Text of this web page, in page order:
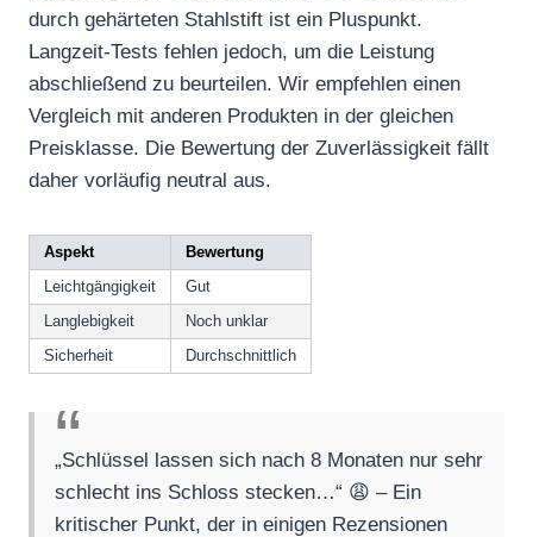
durch gehärteten Stahlstift ist ein Pluspunkt.
Langzeit-Tests fehlen jedoch, um die Leistung
abschließend zu beurteilen. Wir empfehlen einen
Vergleich mit anderen Produkten in der gleichen
Preisklasse. Die Bewertung der Zuverlässigkeit fällt
daher vorläufig neutral aus.
Aspekt
Bewertung
Leichtgängigkeit
Gut
Langlebigkeit
Noch unklar
Sicherheit
Durchschnittlich
„Schlüssel lassen sich nach 8 Monaten nur sehr
schlecht ins Schloss stecken…“ 😩 – Ein
kritischer Punkt, der in einigen Rezensionen